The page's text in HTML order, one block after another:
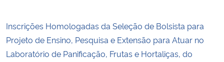
Inscrições Homologadas da Seleção de Bolsista para
Projeto de Ensino, Pesquisa e Extensão para Atuar no
Laboratório de Panificação, Frutas e Hortaliças, do